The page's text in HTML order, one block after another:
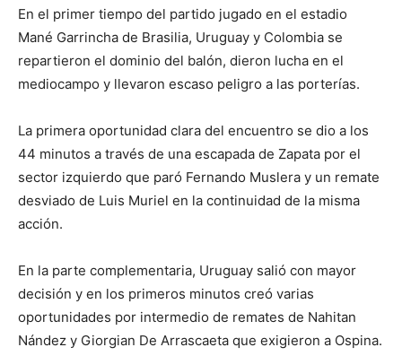
En el primer tiempo del partido jugado en el estadio
Mané Garrincha de Brasilia, Uruguay y Colombia se
repartieron el dominio del balón, dieron lucha en el
mediocampo y llevaron escaso peligro a las porterías.
La primera oportunidad clara del encuentro se dio a los
44 minutos a través de una escapada de Zapata por el
sector izquierdo que paró Fernando Muslera y un remate
desviado de Luis Muriel en la continuidad de la misma
acción.
En la parte complementaria, Uruguay salió con mayor
decisión y en los primeros minutos creó varias
oportunidades por intermedio de remates de Nahitan
Nández y Giorgian De Arrascaeta que exigieron a Ospina.